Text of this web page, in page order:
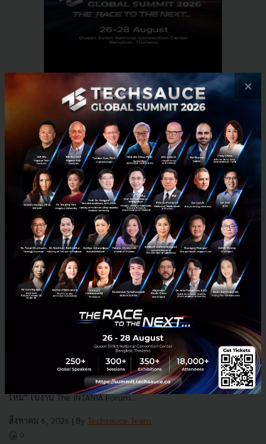
RELATED ARTICLE
3 เรื่องที่ประเทศไทยต้อง Focus สร้างคน–นวัตกรรม–ปฏิรูป
ระบบราชการ เพื่อยกระดับขีดความสามารถประเทศ
นายอนุทิน ชาญวีรกูล นายกรัฐมนตรีและรัฐมนตรีว่าการกระทรวง
มหาดไทย กล่าวปาฐกถาพิเศษในหัวข้อ “ฝ่าวิกฤติ รับมือระเบียบโลก
ใหม่” ในงาน The INTANIA Forum...
สิงหาคม 6, 2026 | By Techsauce Team
0
×